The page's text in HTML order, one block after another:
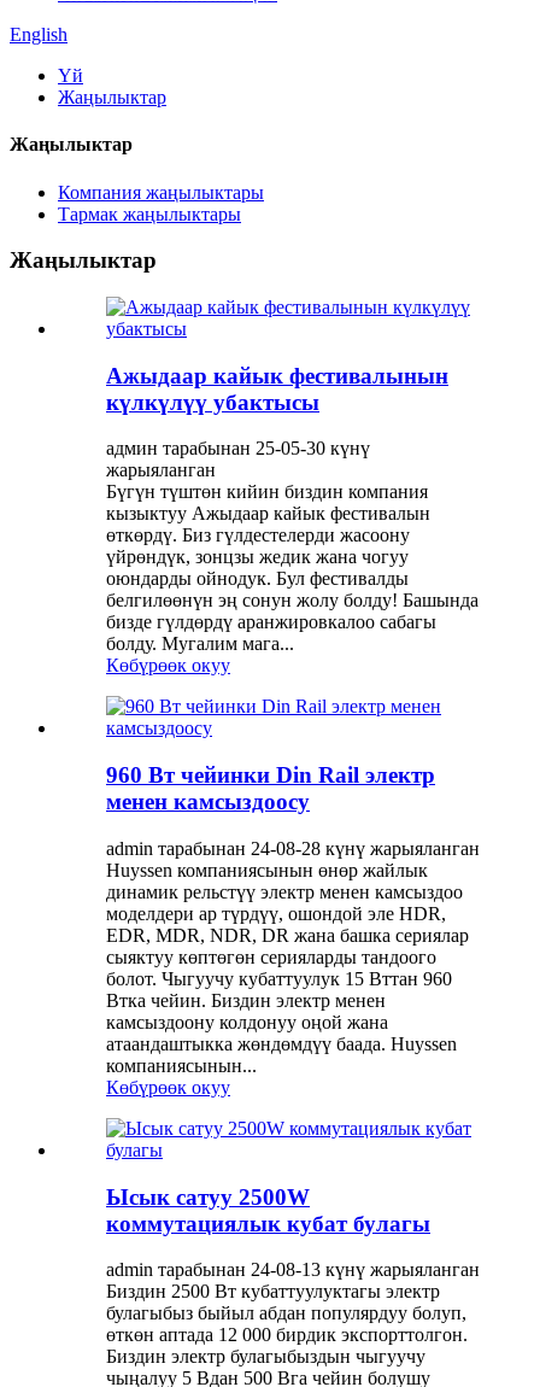
English
Үй
Жаңылыктар
Жаңылыктар
Компания жаңылыктары
Тармак жаңылыктары
Жаңылыктар
Ажыдаар кайык фестивалынын
күлкүлүү убактысы
админ тарабынан 25-05-30 күнү
жарыяланган
Бүгүн түштөн кийин биздин компания
кызыктуу Ажыдаар кайык фестивалын
өткөрдү. Биз гүлдестелерди жасоону
үйрөндүк, зонцзы жедик жана чогуу
оюндарды ойнодук. Бул фестивалды
белгилөөнүн эң сонун жолу болду! Башында
бизде гүлдөрдү аранжировкалоо сабагы
болду. Мугалим мага...
Көбүрөөк окуу
960 Вт чейинки Din Rail электр
менен камсыздоосу
admin тарабынан 24-08-28 күнү жарыяланган
Huyssen компаниясынын өнөр жайлык
динамик рельстүү электр менен камсыздоо
моделдери ар түрдүү, ошондой эле HDR,
EDR, MDR, NDR, DR жана башка сериялар
сыяктуу көптөгөн серияларды тандоого
болот. Чыгуучу кубаттуулук 15 Вттан 960
Втка чейин. Биздин электр менен
камсыздоону колдонуу оңой жана
атаандаштыкка жөндөмдүү баада. Huyssen
компаниясынын...
Көбүрөөк окуу
Ысык сатуу 2500W
коммутациялык кубат булагы
admin тарабынан 24-08-13 күнү жарыяланган
Биздин 2500 Вт кубаттуулуктагы электр
булагыбыз быйыл абдан популярдуу болуп,
өткөн аптада 12 000 бирдик экспорттолгон.
Биздин электр булагыбыздын чыгуучу
чыңалуу 5 Вдан 500 Вга чейин болушу